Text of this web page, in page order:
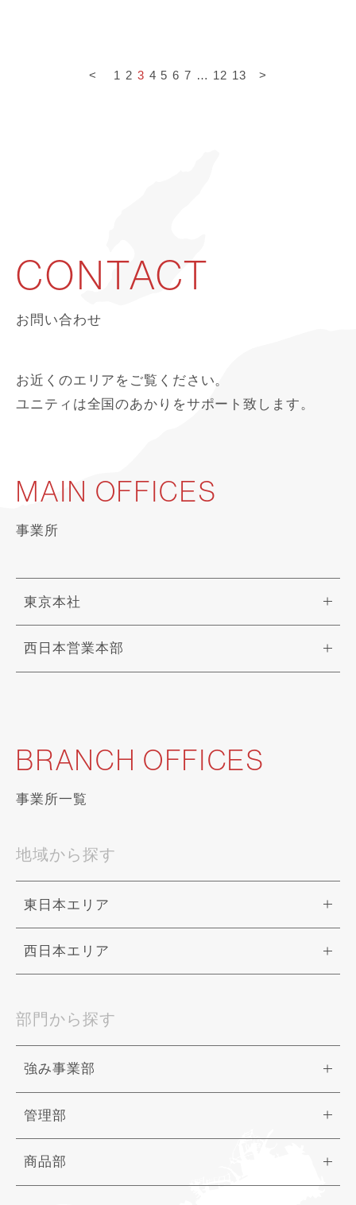
< 1 2 3 4 5 6 7 … 12 13 >
CONTACT
お問い合わせ
お近くのエリアをご覧ください。
ユニティは全国のあかりをサポート致します。
MAIN OFFICES
事業所
東京本社
西日本営業本部
BRANCH OFFICES
事業所一覧
地域から探す
東日本エリア
西日本エリア
部門から探す
強み事業部
管理部
商品部